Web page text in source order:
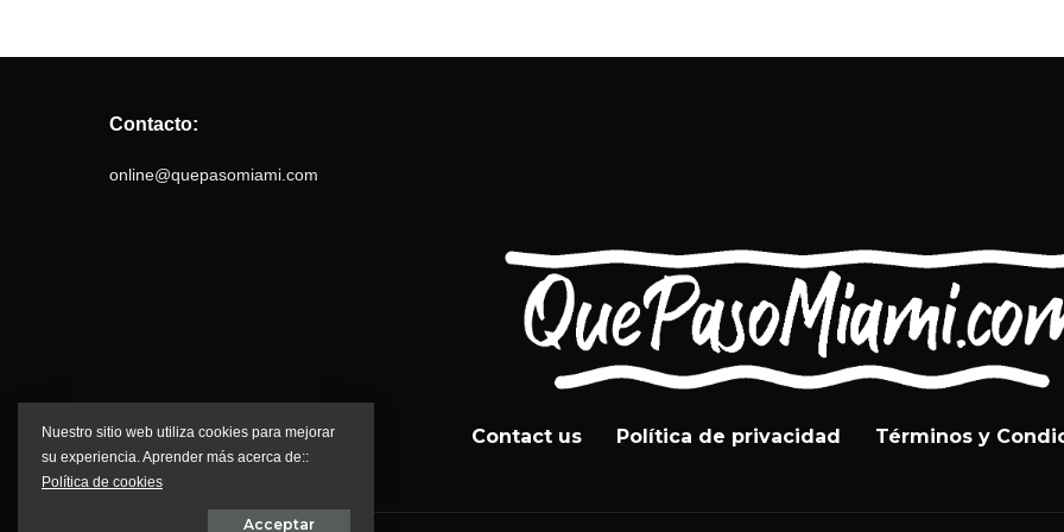
Contacto:
online@quepasomiami.com
Contact us Política de privacidad Términos y
Nuestro sitio web utiliza cookies para mejorar
su experiencia. Aprender más acerca de::
Política de cookies
Acceptar